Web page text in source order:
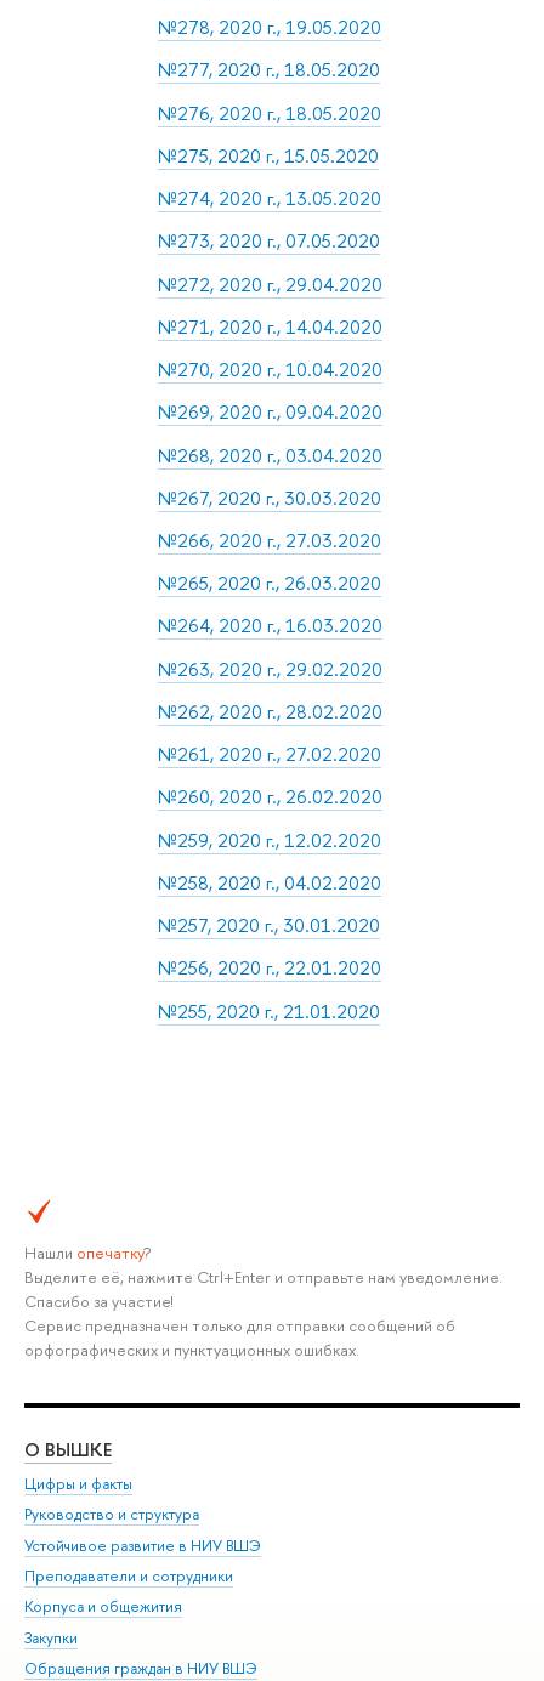
№278, 2020 г., 19.05.2020
№277, 2020 г., 18.05.2020
№276, 2020 г., 18.05.2020
№275, 2020 г., 15.05.2020
№274, 2020 г., 13.05.2020
№273, 2020 г., 07.05.2020
№272, 2020 г., 29.04.2020
№271, 2020 г., 14.04.2020
№270, 2020 г., 10.04.2020
№269, 2020 г., 09.04.2020
№268, 2020 г., 03.04.2020
№267, 2020 г., 30.03.2020
№266, 2020 г., 27.03.2020
№265, 2020 г., 26.03.2020
№264, 2020 г., 16.03.2020
№263, 2020 г., 29.02.2020
№262, 2020 г., 28.02.2020
№261, 2020 г., 27.02.2020
№260, 2020 г., 26.02.2020
№259, 2020 г., 12.02.2020
№258, 2020 г., 04.02.2020
№257, 2020 г., 30.01.2020
№256, 2020 г., 22.01.2020
№255, 2020 г., 21.01.2020
Нашли опечатку?
Выделите её, нажмите Ctrl+Enter и отправьте нам уведомление.
Спасибо за участие!
Сервис предназначен только для отправки сообщений об
орфографических и пунктуационных ошибках.
О ВЫШКЕ
Цифры и факты
Руководство и структура
Устойчивое развитие в НИУ ВШЭ
Преподаватели и сотрудники
Корпуса и общежития
Закупки
Обращения граждан в НИУ ВШЭ